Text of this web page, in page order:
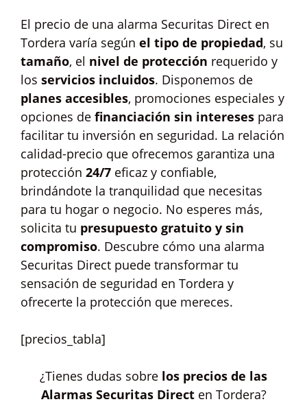
El precio de una alarma Securitas Direct en
Tordera varía según el tipo de propiedad, su
tamaño, el nivel de protección requerido y
los servicios incluidos. Disponemos de
planes accesibles, promociones especiales y
opciones de financiación sin intereses para
facilitar tu inversión en seguridad. La relación
calidad-precio que ofrecemos garantiza una
protección 24/7 eficaz y confiable,
brindándote la tranquilidad que necesitas
para tu hogar o negocio. No esperes más,
solicita tu presupuesto gratuito y sin
compromiso. Descubre cómo una alarma
Securitas Direct puede transformar tu
sensación de seguridad en Tordera y
ofrecerte la protección que mereces.
[precios_tabla]
¿Tienes dudas sobre los precios de las
Alarmas Securitas Directen Tordera?